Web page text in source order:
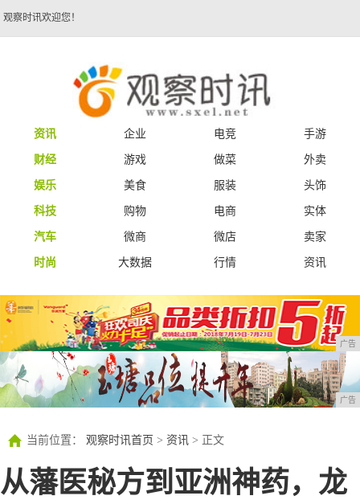
观察时讯欢迎您！
资讯 企业 电竞
手游
财经
游戏 做菜
外卖
娱乐
美食 服装
头饰
科技
购物 电商
实体
汽车
微商 微店
卖家
时尚
大数据 行情 资讯
广告
广告
当前位置： 观察时讯首页 > 资讯 > 正文
从藩医秘方到亚洲神药，龙